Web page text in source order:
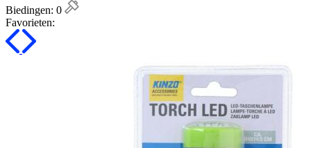
Biedingen: 0
Favorieten: